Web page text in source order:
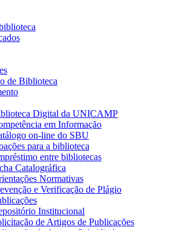
de Biblioteca
Digital da UNICAMP
em Informação
on-line do SBU
para a biblioteca
entre bibliotecas
Catalográfica
Normativas
e Verificação de Plágio
Institucional
de Artigos de Publicações